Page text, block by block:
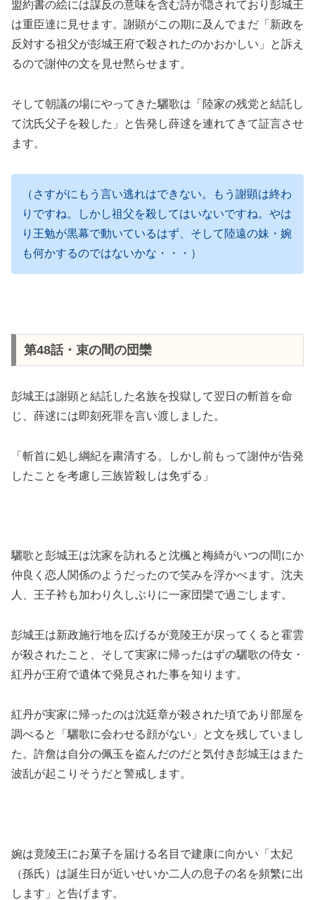
盟約書の絵には謀反の意味を含む詩が隠されており彭城王
は重臣達に見せます。謝顕がこの期に及んでまだ「新政を
反対する祖父が彭城王府で殺されたのかおかしい」と訴え
るので謝仲の文を見せ黙らせます。
そして朝議の場にやってきた驪歌は「陸家の残党と結託し
て沈氏父子を殺した」と告発し薛逑を連れてきて証言させ
ます。
（さすがにもう言い逃れはできない。もう謝顕は終わ
りですね。しかし祖父を殺してはいないですね。やは
り王勉が黒幕で動いているはず、そして陸遠の妹・婉
も何かするのではないかな・・・）
第48話・束の間の団欒
彭城王は謝顕と結託した名族を投獄して翌日の斬首を命
じ、薛逑には即刻死罪を言い渡しました。
「斬首に処し綱紀を粛清する。しかし前もって謝仲が告発
したことを考慮し三族皆殺しは免ずる」
驪歌と彭城王は沈家を訪れると沈楓と梅綺がいつの間にか
仲良く恋人関係のようだったので笑みを浮かべます。沈夫
人、王子衿も加わり久しぶりに一家団欒で過ごします。
彭城王は新政施行地を広げるが竟陵王が戻ってくると霍雲
が殺されたこと、そして実家に帰ったはずの驪歌の侍女・
紅丹が王府で遺体で発見された事を知ります。
紅丹が実家に帰ったのは沈廷章が殺された頃であり部屋を
調べると「驪歌に会わせる顔がない」と文を残していまし
た。許詹は自分の佩玉を盗んだのだと気付き彭城王はまた
波乱が起こりそうだと警戒します。
婉は竟陵王にお菓子を届ける名目で建康に向かい「太妃
（孫氏）は誕生日が近いせいか二人の息子の名を頻繁に出
します」と告げます。